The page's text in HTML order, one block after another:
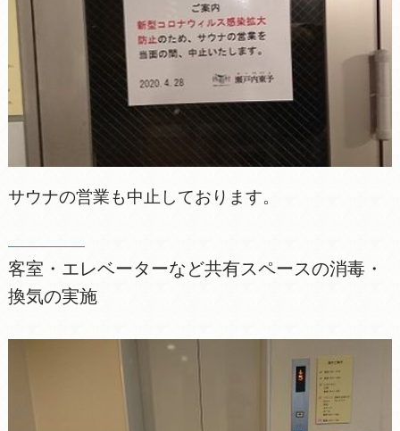
サウナの営業も中止しております。
客室・エレベーターなど共有スペースの消毒・
換気の実施